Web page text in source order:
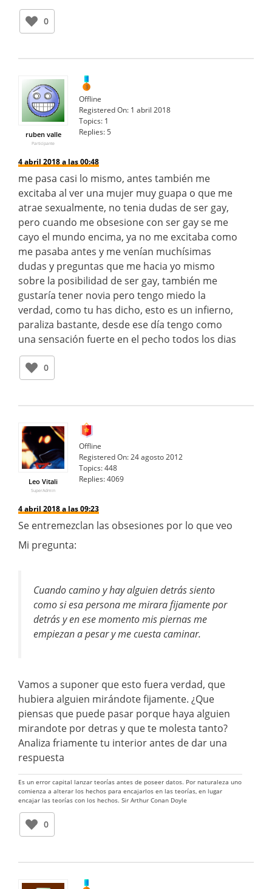
0
ruben valle
Participante
Offline
Registered On: 1 abril 2018
Topics: 1
Replies:5
4 abril 2018 a las 00:48
me pasa casi lo mismo, antes también me
excitaba al ver una mujer muy guapa o que me
atrae sexualmente, no tenia dudas de ser gay,
pero cuando me obsesione con ser gay se me
cayo el mundo encima, ya no me excitaba como
me pasaba antes y me venían muchísimas
dudas y preguntas que me hacia yo mismo
sobre la posibilidad de ser gay, también me
gustaría tener novia pero tengo miedo la
verdad, como tu has dicho, esto es un infierno,
paraliza bastante, desde ese día tengo como
una sensación fuerte en el pecho todos los dias
0
Leo Vitali
SuperAdmin
Offline
Registered On:24 agosto 2012
Topics:448
Replies:4069
4 abril 2018 a las 09:23
Se entremezclan las obsesiones por lo que veo
Mi pregunta:
Cuando camino y hay alguien detrás siento
como si esa persona me mirara fijamente por
detrás y en ese momento mis piernas me
empiezan a pesar y me cuesta caminar.
Vamos a suponer que esto fuera verdad, que
hubiera alguien mirándote fijamente. ¿Que
piensas que puede pasar porque haya alguien
mirandote por detras y que te molesta tanto?
Analiza friamente tu interior antes de dar una
respuesta
Es un error capital lanzar teorías antes de poseer datos. Por naturaleza uno
comienza a alterar los hechos para encajarlos en las teorías, en lugar
encajar las teorías con los hechos. Sir Arthur Conan Doyle
0